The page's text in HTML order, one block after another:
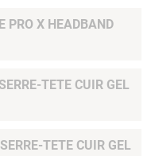
PRO X HEADBAND
TETE CUIR GEL
TETE CUIR GEL